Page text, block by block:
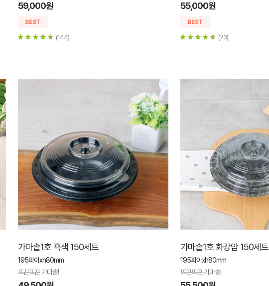
59,000원
(144)
55,000원
(73)
가마솥1호 흑색 150세트
195파이xh80mm
뜨끈뜨끈 가마솥!
가마솥1호 화강암 150세트
195파이xh80mm
뜨끈뜨끈 가마솥!